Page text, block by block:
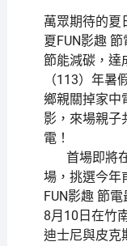
萬眾期待的夏
夏FUN影趣
節能減碳，達
（113）年暑
鄉親關掉家中
影，來場親子
電！
首場即將在
場，挑選今年
FUN影趣 節
8月10日在竹
迪士尼與皮克